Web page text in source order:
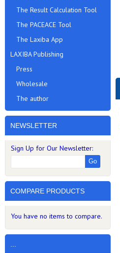
The Result Calculation Tool
The PACEACE Tool
The Laxiba App
LAXIBA Publishing
Press
Wholesale
The author
NEWSLETTER
Sign Up for Our Newsletter:
Go
COMPARE PRODUCTS
You have no items to compare.